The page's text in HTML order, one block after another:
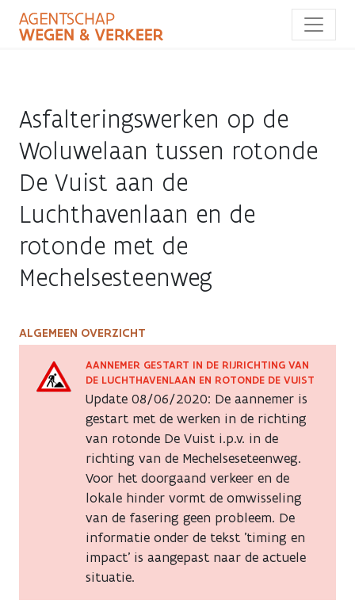
naar
Asfalteringswerken op de
Woluwelaan tussen rotonde
De Vuist aan de
Luchthavenlaan en de
rotonde met de
Mechelsesteenweg
Asfalteringswerken
op
Woluwelaan
tussen
rotonde
ALGEMEEN OVERZICHT
AANNEMER GESTART IN DE RIJRICHTING VAN
DE LUCHTHAVENLAAN EN ROTONDE DE VUIST
Update 08/06/2020: De aannemer is
gestart met de werken in de richting
van rotonde De Vuist i.p.v. in de
richting van de Mechelseseteenweg.
Voor het doorgaand verkeer en de
lokale hinder vormt de omwisseling
van de fasering geen probleem. De
informatie onder de tekst 'timing en
impact' is aangepast naar de actuele
situatie.